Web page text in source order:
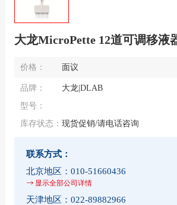
大龙MicroPette 12道可调移液
价格： 面议
品牌：
大龙|DLAB
型号：
库存状态： 现货促销/请电话咨询
联系方式：
北京地区： 010-51660436
显示全部公司详情
天津地区： 022-89882966